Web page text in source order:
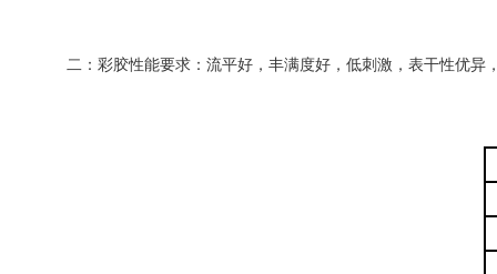
二：彩胶性能要求：流平好，丰满度好，低刺激，表干性优